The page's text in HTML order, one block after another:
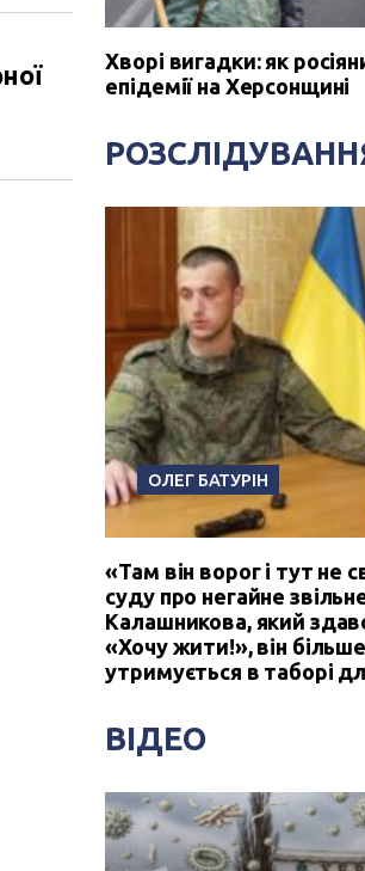
Хворі вигадки: як
епідемії на Херсонщині
ОЛЕГ БАТУРІН
«Там він ворог і тут не
суду про негайне
Калашникова, який
«Хочу жити!», він
утримується в таборі
ВІДЕО